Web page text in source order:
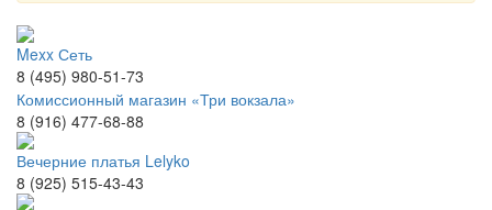
Mexx Сеть
8 (495) 980-51-73
Комиссионный магазин «Три вокзала»
8 (916) 477-68-88
Вечерние платья Lelyko
8 (925) 515-43-43